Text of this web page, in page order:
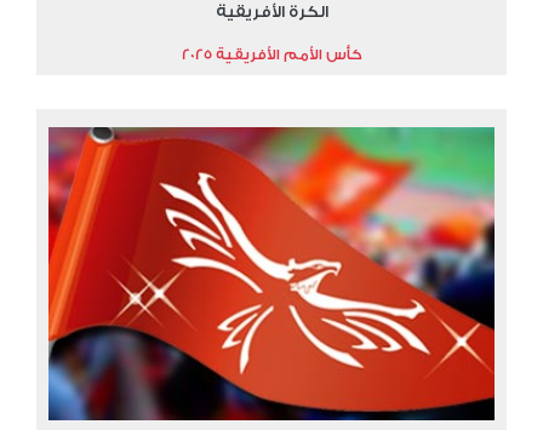
الكرة الأفريقية
كأس الأمم الأفريقية 2025